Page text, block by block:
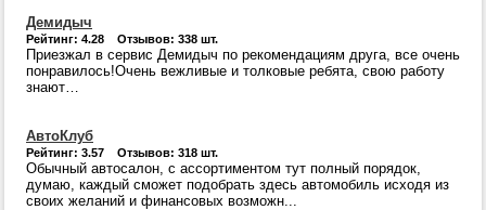
Демидыч
Рейтинг: 4.28 Отзывов: 338 шт.
Приезжал в сервис Демидыч по рекомендациям друга, все очень
понравилось!Очень вежливые и толковые ребята, свою работу
знают…
АвтоКлуб
Рейтинг: 3.57 Отзывов: 318 шт.
Обычный автосалон, с ассортиментом тут полный порядок,
думаю, каждый сможет подобрать здесь автомобиль исходя из
своих желаний и финансовых возможн...